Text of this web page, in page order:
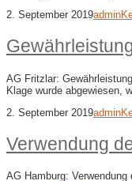
2. September 2019admin
AG Fritzlar:
Klage wurde abgewiesen,
2. September 2019admin
Verwendung
AG Hamburg: